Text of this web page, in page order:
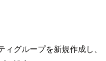
グループを新規作成し、